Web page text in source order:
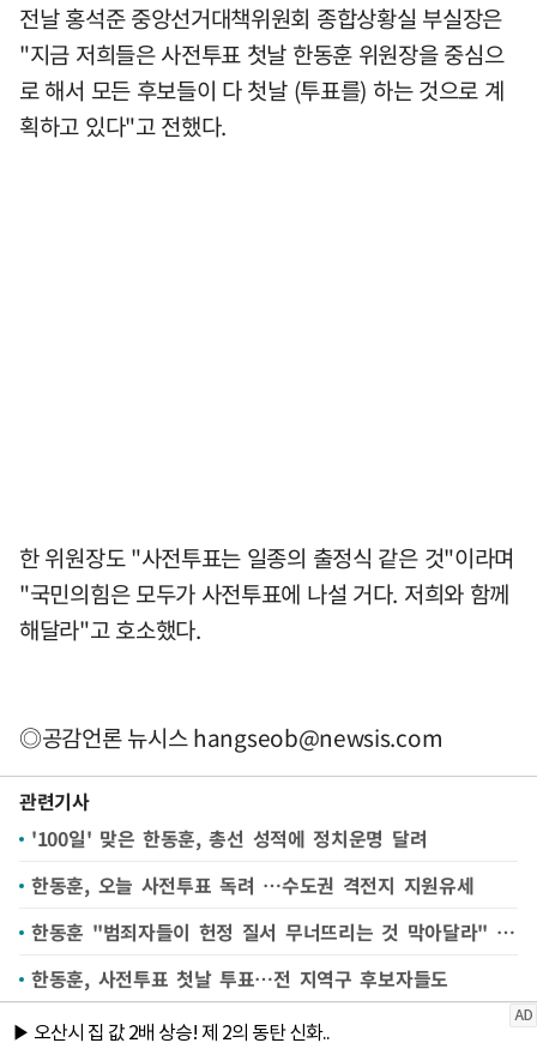
전날 홍석준 중앙선거대책위원회 종합상황실 부실장은
"지금 저희들은 사전투표 첫날 한동훈 위원장을 중심으
로 해서 모든 후보들이 다 첫날 (투표를) 하는 것으로 계
획하고 있다"고 전했다.
한 위원장도 "사전투표는 일종의 출정식 같은 것"이라며
"국민의힘은 모두가 사전투표에 나설 거다. 저희와 함께
해달라"고 호소했다.
◎공감언론 뉴시스hangseob@newsis.com
관련기사
'100일' 맞은 한동훈, 총선 성적에 정치운명 달려
한동훈, 오늘 사전투표 독려 …수도권 격전지 지원유세
한동훈 "범죄자들이 헌정 질서 무너뜨리는 것 막아달라" [뉴시스Pic]
한동훈, 사전투표 첫날 투표…전 지역구 후보자들도